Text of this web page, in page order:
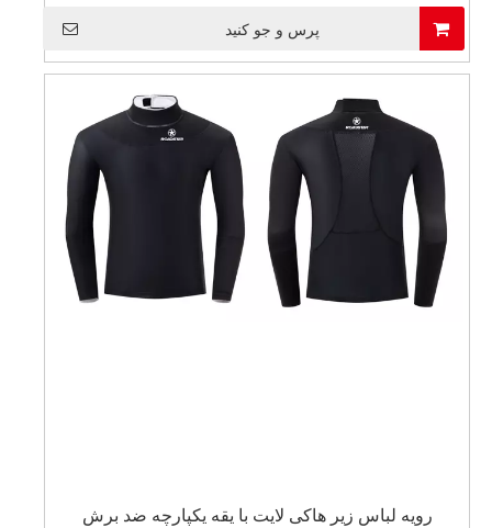
پرس و جو کنید
رویه لباس زیر هاکی لایت با یقه یکپارچه ضد برش